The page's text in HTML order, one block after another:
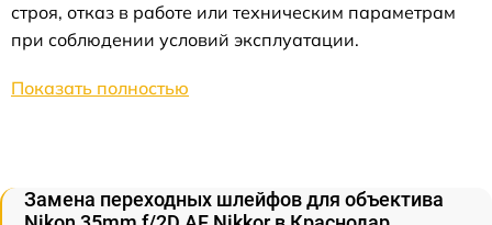
строя, отказ в работе или техническим параметрам
при соблюдении условий эксплуатации.
Показать полностью
Замена переходных шлейфов для объектива